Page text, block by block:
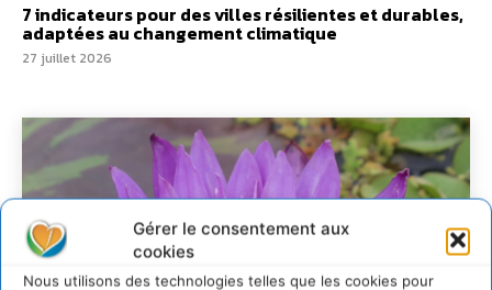
Gérer le consentement aux
cookies
Nous utilisons des technologies telles que les cookies pour
7 indicateurs pour des villes résilientes et durables,
adaptées au changement climatique
27 juillet 2026